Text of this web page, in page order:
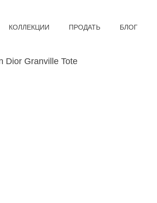
КОЛЛЕКЦИИ ПРОДАТЬ БЛОГ